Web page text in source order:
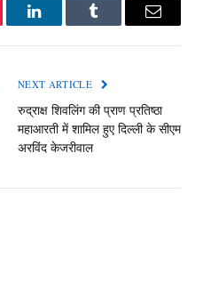
LinkedInTumblr Email
NEXT ARTICLE
रुद्राक्ष शिवलिंग की प्राण प्रतिष्ठा
महाआरती में शामिल हुए दिल्ली के सीएम
अरविंद केजरीवाल